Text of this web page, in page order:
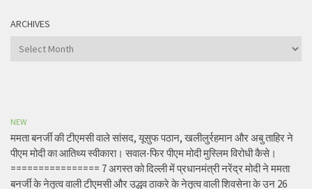
ARCHIVES
Archives
NEW
ममता बनर्जी की टीएमसी वाले सांसद, यूसुफ पठान, खलीलुर्रहमान और अबु ताहिर ने
पीएम मोदी का आतिथ्य स्वीकारा। सवाल-फिर पीएम मोदी मुस्लिम विरोधी कैसे।
================ 7 अगस्त को दिल्ली में प्रधानमंत्री नरेंद्र मोदी ने ममता
बनर्जी के नेतृत्व वाली टीएमसी और उद्धव ठाकरे के नेतृत्व वाली शिवसेना के उन 26